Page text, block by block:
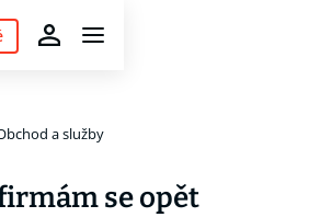
a služby
se opět